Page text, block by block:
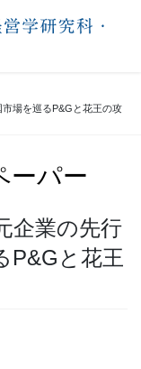
場を巡るP&Gと花王の攻
ーパー
企業の先行
P&Gと花王